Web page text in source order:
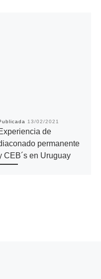
13/02/2021
de
permanente
CEB´s en Uruguay